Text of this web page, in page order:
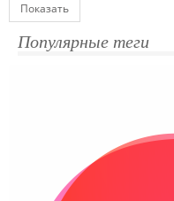
Показать
Популярные теги